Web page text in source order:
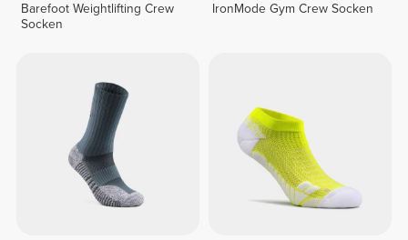
Barefoot Weightlifting Crew
Socken
IronMode Gym Crew Socken